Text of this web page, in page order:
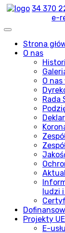
34 370
e-
Strona
O nas
O
Rada
ludzi
Projekty UE
E-